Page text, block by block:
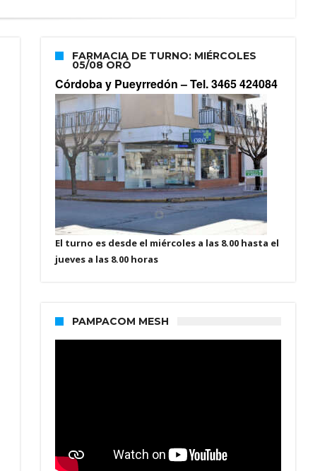
FARMACIA DE TURNO: MIÉRCOLES
05/08 ORÓ
Córdoba y Pueyrredón –Tel. 3465 424084
El turno es desde el miércoles a las 8.00 hasta el
jueves a las 8.00 horas
PAMPACOM MESH